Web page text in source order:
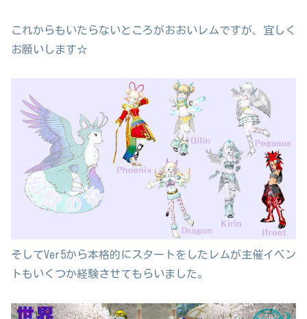
これからもいたらないところがおおいレムですが、宜しく
お願いします☆
そしてVer5から本格的にスタートをしたレムが主催イベン
トもいくつか経験させてもらいました。